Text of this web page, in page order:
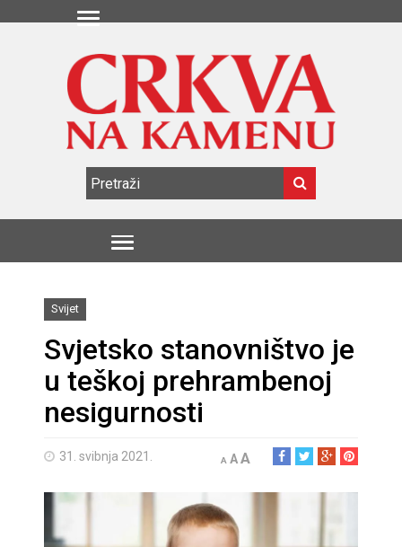
Svijet
Svjetsko stanovništvo je
u teškoj prehrambenoj
nesigurnosti
31. svibnja 2021. A AA